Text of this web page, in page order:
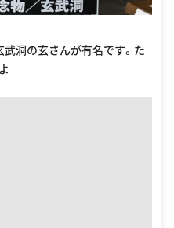
洞の玄さんが有名です。た